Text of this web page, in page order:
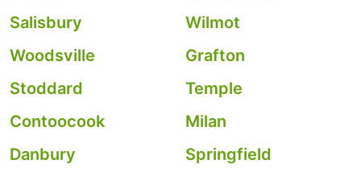
Salisbury
Wilmot
Woodsville
Grafton
Stoddard
Temple
Contoocook
Milan
Danbury
Springfield